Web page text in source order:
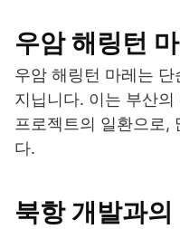
우암 해링턴
우암 해링턴 마레는
지닙니다. 이는 부산
프로젝트의 일환으로,
다.
북항 개발과